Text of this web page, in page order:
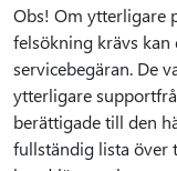
Obs! Om ytterligare
felsökning krävs kan
servicebegäran. De
ytterligare
berättigade till den
fullständig lista över